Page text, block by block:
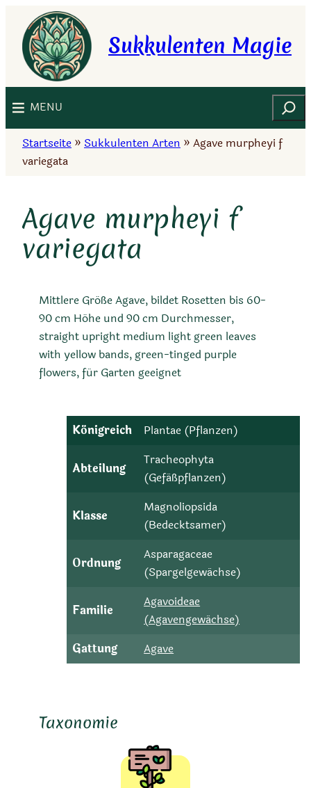
Inhalt
springen
Sukkulenten Magie
MENU Suchen
Startseite » Sukkulenten Arten » Agave murpheyi f
variegata
Agave murpheyi f
variegata
Mittlere Größe Agave, bildet Rosetten bis 60-
90 cm Höhe und 90 cm Durchmesser,
straight upright medium light green leaves
with yellow bands, green-tinged purple
flowers, für Garten geeignet
Königreich Plantae (Pflanzen)
Abteilung
Tracheophyta
(Gefäßpflanzen)
Klasse
Magnoliopsida
(Bedecktsamer)
Ordnung
Asparagaceae
(Spargelgewächse)
Familie
Agavoideae
(Agavengewächse)
Gattung
Agave
Taxonomie